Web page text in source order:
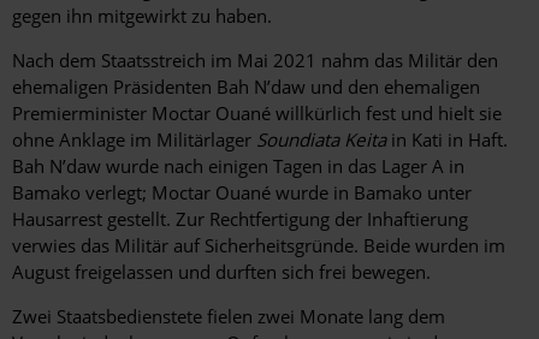
gegen ihn mitgewirkt zu haben.
Nach dem Staatsstreich im Mai 2021 nahm das Militär den
ehemaligen Präsidenten Bah N’daw und den ehemaligen
Premierminister Moctar Ouané willkürlich fest und hielt sie
ohne Anklage im Militärlager Soundiata Keitain Kati in Haft.
Bah N’daw wurde nach einigen Tagen in das Lager A in
Bamako verlegt; Moctar Ouané wurde in Bamako unter
Hausarrest gestellt. Zur Rechtfertigung der Inhaftierung
verwies das Militär auf Sicherheitsgründe. Beide wurden im
August freigelassen und durften sich frei bewegen.
Zwei Staatsbedienstete fielen zwei Monate lang dem